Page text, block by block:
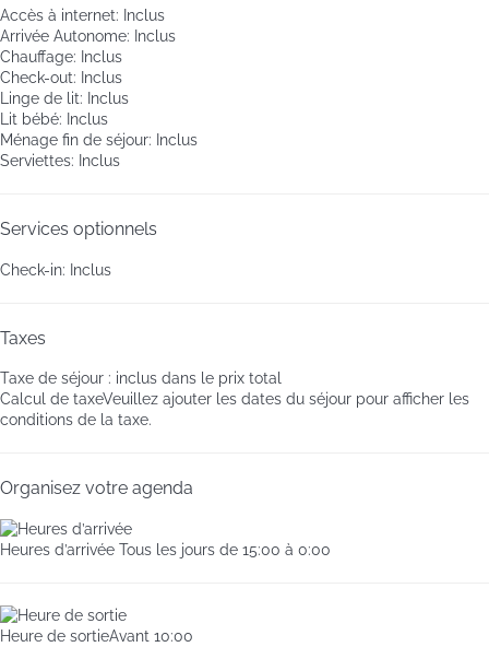
Accès à internet: Inclus
Arrivée Autonome: Inclus
Chauffage: Inclus
Check-out: Inclus
Linge de lit: Inclus
Lit bébé: Inclus
Ménage fin de séjour: Inclus
Serviettes: Inclus
Services optionnels
Check-in: Inclus
Taxes
Taxe de séjour : inclus dans le prix total
Calcul de taxeVeuillez ajouter les dates du séjour pour afficher les
conditions de la taxe.
Organisez votre agenda
Heures d’arrivée Tous les jours de 15:00 à 0:00
Heure de sortieAvant 10:00